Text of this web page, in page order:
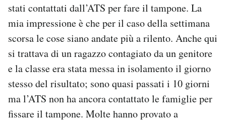
stati contattati dall’ATS per fare il tampone. La
mia impressione è che per il caso della settimana
scorsa le cose siano andate più a rilento. Anche qui
si trattava di un ragazzo contagiato da un genitore
e la classe era stata messa in isolamento il giorno
stesso del risultato; sono quasi passati i 10 giorni
ma l’ATS non ha ancora contattato le famiglie per
fissare il tampone. Molte hanno provato a